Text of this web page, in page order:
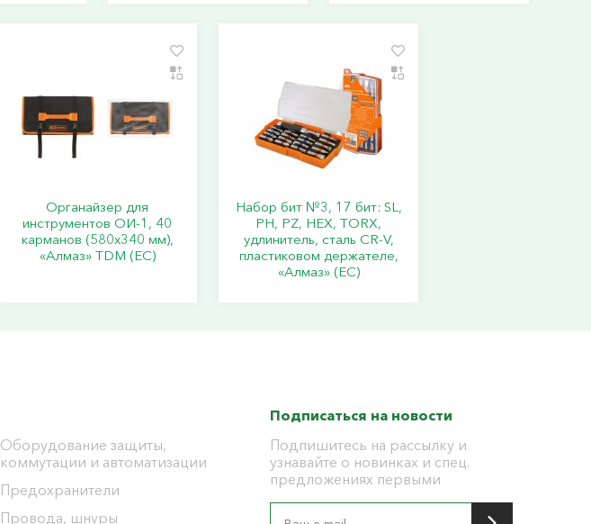
Органайзер для
инструментов ОИ-1, 40
карманов (580х340 мм),
«Алмаз» TDM (ЕС)
Набор бит №3, 17 бит: SL,
PH, PZ, HEX, TORX,
удлинитель, сталь CR-V,
пластиковом держателе,
«Алмаз» (ЕС)
Оборудование защиты,
коммутации и автоматизации
Предохранители
Провода, шнуры
Подписаться на новости
Подпишитесь на рассылку и
узнавайте о новинках и спец.
предложениях первыми